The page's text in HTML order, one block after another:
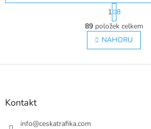
O
v
l
á
S
t
r
á
n
k
v
1 8
89položek celkem
NAHORU
Z
Kontakt
info@ceskatrafika.com